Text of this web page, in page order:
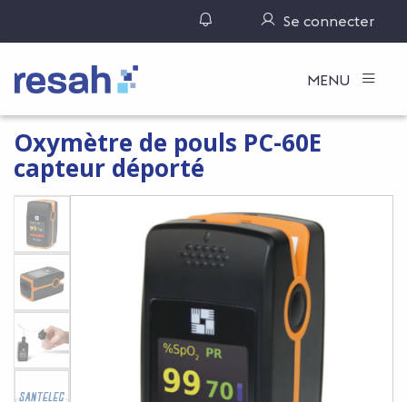
Gérer ses notifications
Se connecter
Logo Resah MENU
Oxymètre de pouls PC-60E
capteur déporté